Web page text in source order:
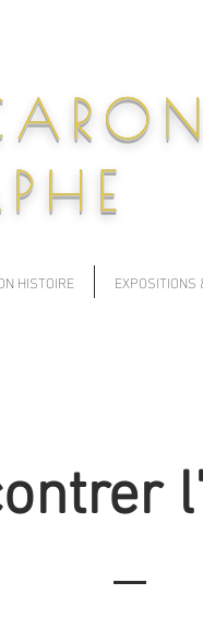
HISTOIRE EXPOSITIONS